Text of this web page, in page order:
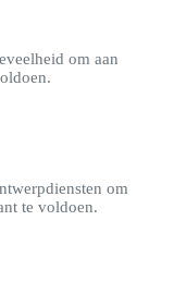
om aan
om
te voldoen.